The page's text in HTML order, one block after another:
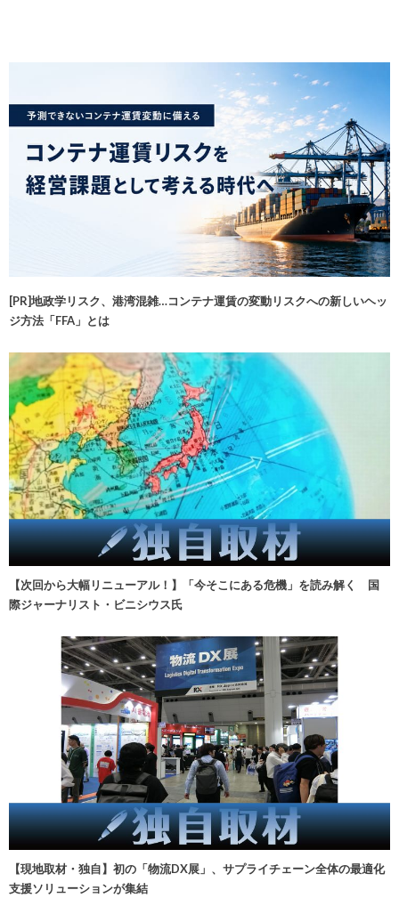
[PR]地政学リスク、港湾混雑…コンテナ運賃の変動リスクへの新しいヘッ
ジ方法「FFA」とは
【次回から大幅リニューアル！】「今そこにある危機」を読み解く 国
際ジャーナリスト・ビニシウス氏
【現地取材・独自】初の「物流DX展」、サプライチェーン全体の最適化
支援ソリューションが集結